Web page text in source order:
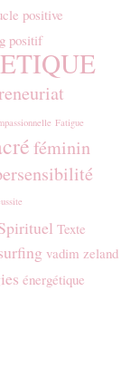
positive
positif
Fatigue
féminin
Texte
vadim zeland
énergétique